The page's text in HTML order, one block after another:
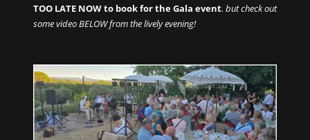
TOO LATE NOW to book for the Gala event. but check out
some video BELOW from the lively evening!